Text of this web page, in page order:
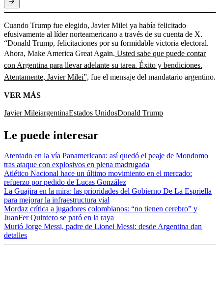
Cuando Trump fue elegido, Javier Milei ya había felicitado
efusivamente al líder norteamericano a través de su cuenta de X.
“Donald Trump, felicitaciones por su formidable victoria electoral.
Ahora, Make America Great Again. Usted sabe que puede contar
con Argentina para llevar adelante su tarea. Éxito y bendiciones.
Atentamente, Javier Milei”, fue el mensaje del mandatario argentino.
VER MÁS
Javier MileiargentinaEstados UnidosDonald Trump
Le puede interesar
Atentado en la vía Panamericana: así quedó el peaje de Mondomo
tras ataque con explosivos en plena madrugada
Atlético Nacional hace un último movimiento en el mercado:
refuerzo por pedido de Lucas González
La Guajira en la mira: las prioridades del Gobierno De La Espriella
para mejorar la infraestructura vial
Mordaz crítica a jugadores colombianos: “no tienen cerebro” y
JuanFer Quintero se paró en la raya
Murió Jorge Messi, padre de Lionel Messi: desde Argentina dan
detalles